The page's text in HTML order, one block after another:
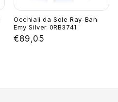
Occhiali da Sole Ray-Ban
Emy Silver 0RB3741
€89,05